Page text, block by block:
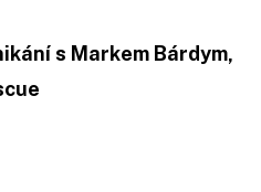
s Markem Bárdym,